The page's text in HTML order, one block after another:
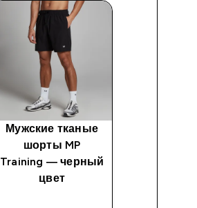
Мужские тканые
шорты MP
Training — черный
цвет